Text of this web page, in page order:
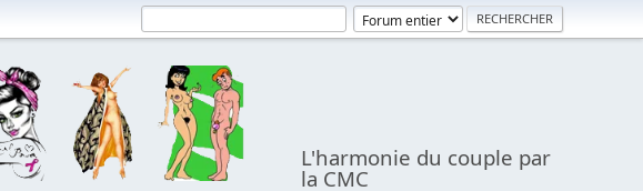
L'harmonie du couple par
la CMC